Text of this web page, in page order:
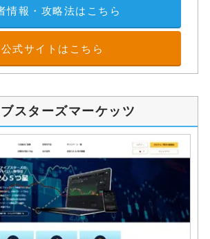
情報・攻略法はこちら
公式サイトはこちら
スターズマーケッツ